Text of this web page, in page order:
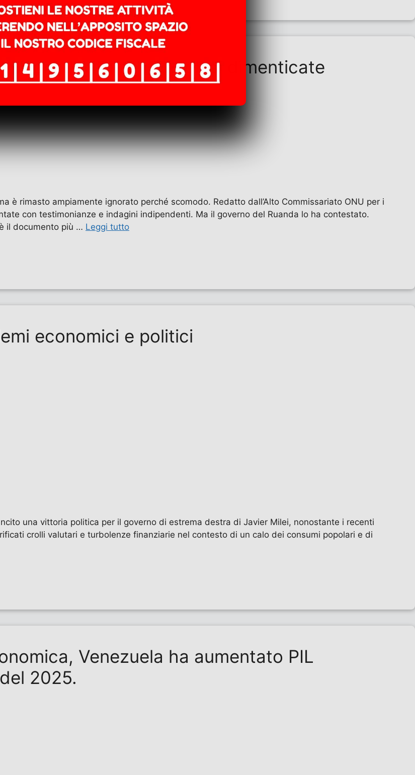
milioni di vittime congolesi dimenticate
è rimasto ampiamente ignorato perché scomodo. Redatto dall’Alto Commissariato ONU per i
con testimonianze e indagini indipendenti. Ma il governo del Ruanda lo ha contestato.
il documento più … Leggi tutto
economici e politici
una vittoria politica per il governo di estrema destra di Javier Milei, nonostante i recenti
crolli valutari e turbolenze finanziarie nel contesto di un calo dei consumi popolari e di
Venezuela ha aumentato PIL
2025.